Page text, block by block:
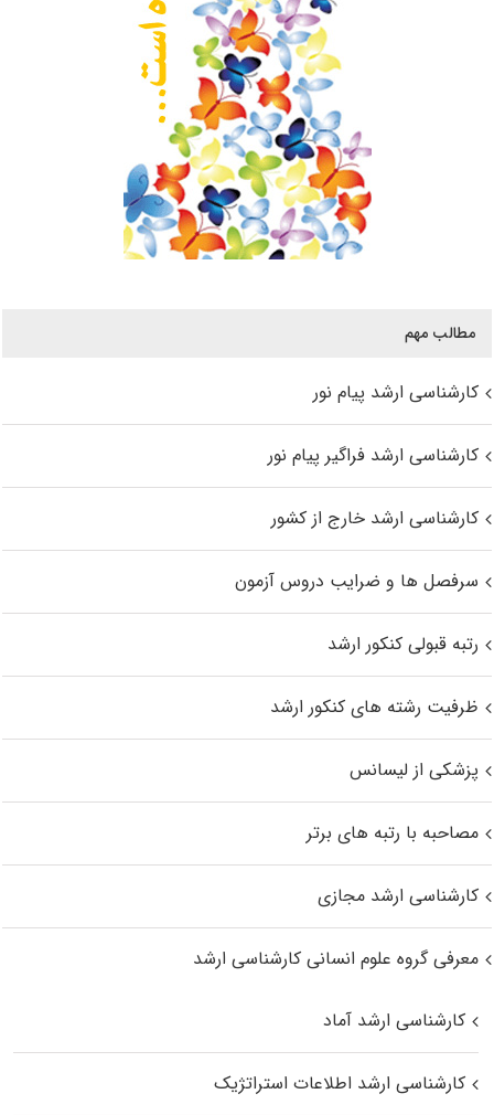
مطالب مهم
کارشناسی ارشد پیام نور
کارشناسی ارشد فراگیر پیام نور
کارشناسی ارشد خارج از کشور
سرفصل ها و ضرایب دروس آزمون
رتبه قبولی کنکور ارشد
ظرفیت رشته های کنکور ارشد
پزشکی از لیسانس
مصاحبه با رتبه های برتر
کارشناسی ارشد مجازی
معرفی گروه علوم انسانی کارشناسی ارشد
کارشناسی ارشد آماد
کارشناسی ارشد اطلاعات استراتژیک